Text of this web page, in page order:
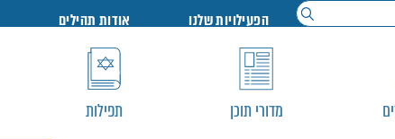
הפעילויות שלנו אודות תהילים
מדורי תוכן תפילות